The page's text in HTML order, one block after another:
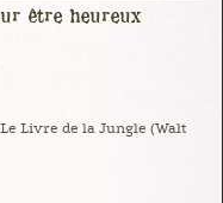
être heureux
Livre de la Jungle (Walt